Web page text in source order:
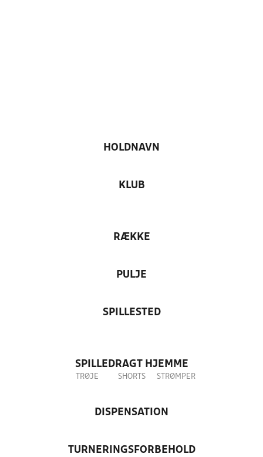
HOLDNAVN
KLUB
RÆKKE
PULJE
SPILLESTED
SPILLEDRAGT HJEMME
TRØJE SHORTS STRØMPER
DISPENSATION
TURNERINGSFORBEHOLD